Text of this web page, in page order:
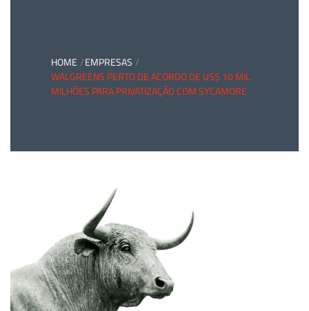
HOME EMPRESAS
WALGREENS PERTO DE ACORDO DE US$ 10 MIL
MILHÕES PARA PRIVATIZAÇÃO COM SYCAMORE